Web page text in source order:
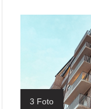
3 Foto